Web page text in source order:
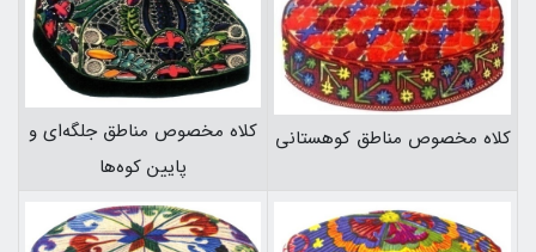
كلاه مخصوص مناطق كوهستانی
كلاه مخصوص مناطق جلگه‌اي و
پايين كوه‌ها